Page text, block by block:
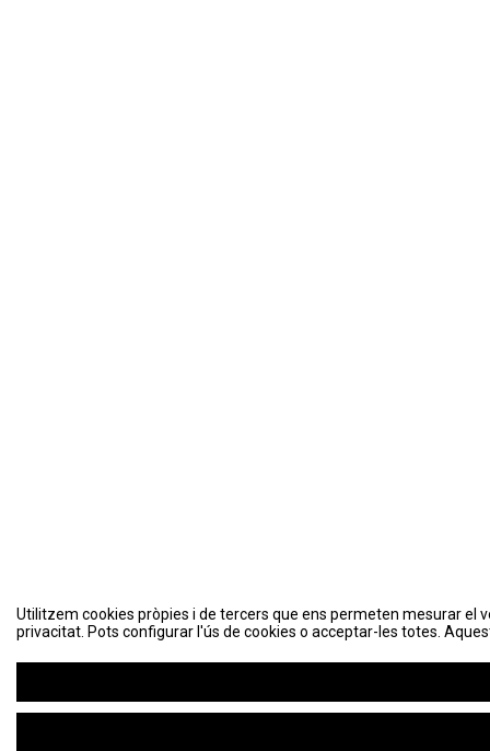
Utilitzem cookies pròpies i de tercers que ens permeten mesurar el
privacitat. Pots configurar l'ús de cookies o acceptar-les totes.